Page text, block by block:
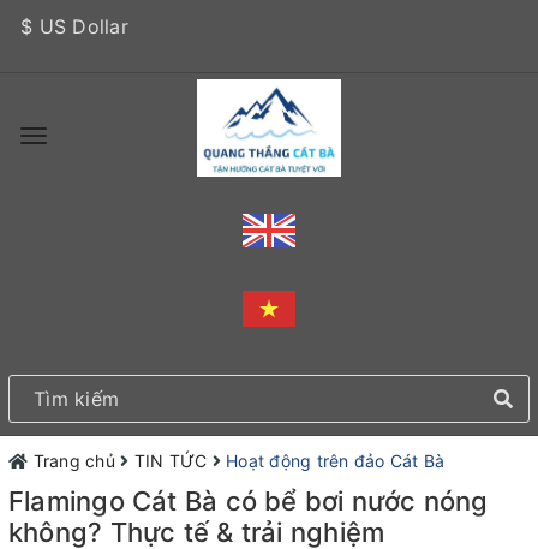
$ US Dollar
Trang chủ TIN TỨC Hoạt động trên đảo Cát Bà
Flamingo Cát Bà có bể bơi nước nóng
không? Thực tế & trải nghiệm